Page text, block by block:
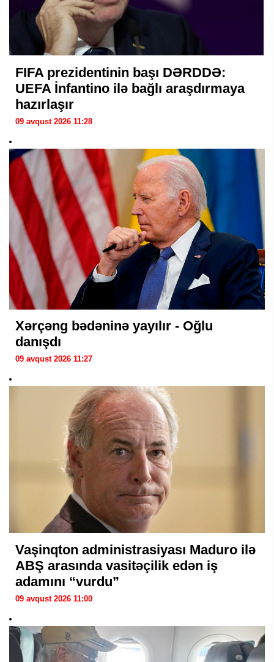
FIFA prezidentinin başı DƏRDDƏ:
UEFA İnfantino ilə bağlı araşdırmaya
hazırlaşır
09 avqust 2026 11:28
Xərçəng bədəninə yayılır - Oğlu
danışdı
09 avqust 2026 11:27
Vaşinqton administrasiyası Maduro ilə
ABŞ arasında vasitəçilik edən iş
adamını “vurdu”
09 avqust 2026 11:00